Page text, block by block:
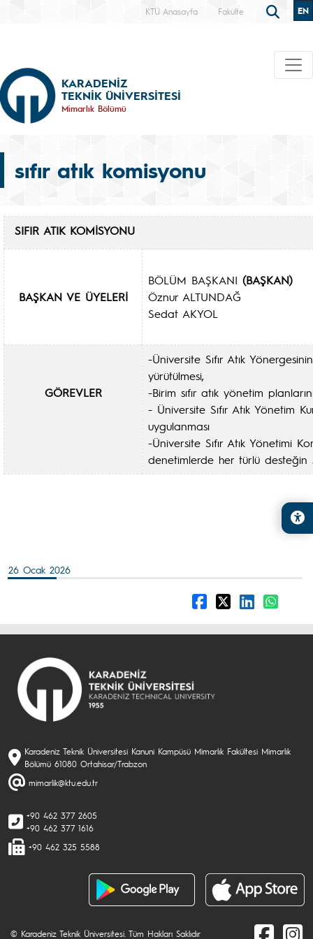
KTÜ Anasayfa Fakülte EN
KARADENİZ
TEKNİK ÜNİVERSİTESİ
Mimarlık Bölümü
sıfır atık komisyonu
SIFIR ATIK KOMİSYONU
BAŞKAN VE ÜYELERİ
BÖLÜM BAŞKANI (BAŞKAN)
Öznur ALTUNDAĞ
Sedat AKYOL
GÖREVLER
-Üniversite Sıfır Atık
yürütülmesi,
-Birim sıfır atık yönetim
- Üniversite Sıfır Atık Yönetim
uygulanması
-Üniversite Sıfır Atık Yönetimi
denetimlerde her türlü desteğin
26 Ocak 2026
Karadeniz Teknik Üniversitesi Kanuni Kampüsü Mimarlık Fakültesi Mimarlık
Bölümü 61080 Ortahisar/Trabzon
mimarlik@ktu.edu.tr
+90 462 377 2605
+90 462 377 1616
+90 462 325 5588
© Karadeniz Teknik Üniversitesi. Tüm Hakları Saklıdır